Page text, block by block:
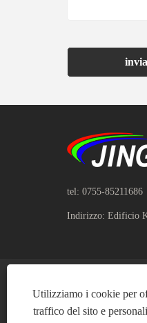
invia
tel: 0755-85211686
Indirizzo: Edificio
Utilizziamo i cookie per
traffico del sito e